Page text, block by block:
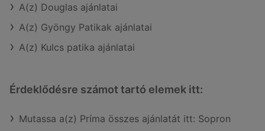
A(z) Douglas ajánlatai
A(z) Gyöngy Patikak ajánlatai
A(z) Kulcs patika ajánlatai
Érdeklődésre számot tartó elemek itt:
Mutassa a(z) Príma összes ajánlatát itt: Sopron